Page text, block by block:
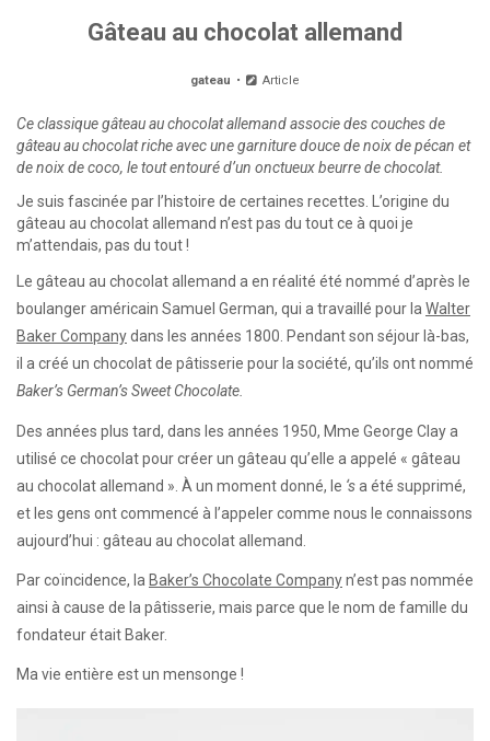
Gâteau au chocolat allemand
gateau Article
Ce classique gâteau au chocolat allemand associe des couches de
gâteau au chocolat riche avec une garniture douce de noix de pécan et
de noix de coco, le tout entouré d’un onctueux beurre de chocolat.
Je suis fascinée par l’histoire de certaines recettes. L’origine du
gâteau au chocolat allemand n’est pas du tout ce à quoi je
m’attendais, pas du tout !
Le gâteau au chocolat allemand a en réalité été nommé d’après le
boulanger américain Samuel German, qui a travaillé pour laWalter
Baker Companydans les années 1800. Pendant son séjour là-bas,
il a créé un chocolat de pâtisserie pour la société, qu’ils ont nommé
Baker’s German’s Sweet Chocolate.
Des années plus tard, dans les années 1950, Mme George Clay a
utilisé ce chocolat pour créer un gâteau qu’elle a appelé « gâteau
au chocolat allemand ». À un moment donné, le ‘sa été supprimé,
et les gens ont commencé à l’appeler comme nous le connaissons
aujourd’hui : gâteau au chocolat allemand.
Par coïncidence, la Baker’s Chocolate Companyn’est pas nommée
ainsi à cause de la pâtisserie, mais parce que le nom de famille du
fondateur était Baker.
Ma vie entière est un mensonge !